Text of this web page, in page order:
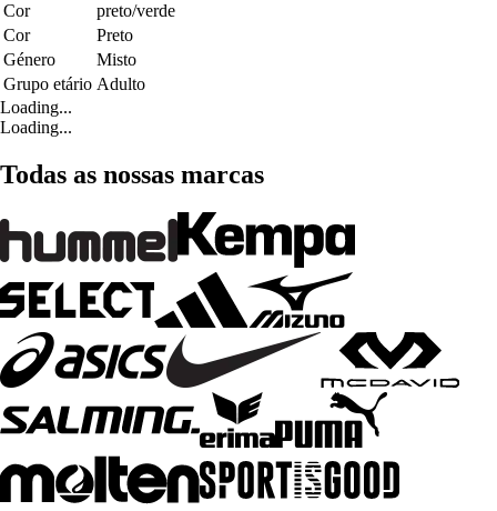
Cor
preto/verde
Cor
Preto
Género
Misto
Grupo etário Adulto
Loading...
Loading...
Todas as nossas marcas